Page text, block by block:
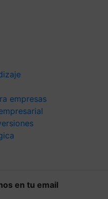
empresas
en tu email